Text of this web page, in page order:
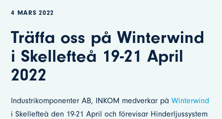
4 MARS 2022
Träffa oss på Winterwind
i Skellefteå 19-21 April
2022
Industrikomponenter AB, INKOM medverkar påWinterwind
i Skellefteå den 19-21 April och förevisar Hinderljussystem